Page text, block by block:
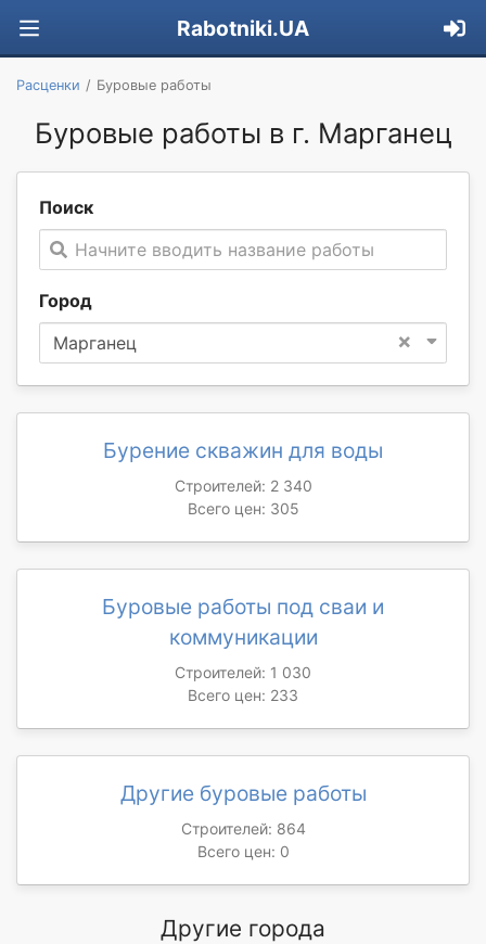
Rabotniki.UA
Расценки Буровые работы
Буровые работы в г. Марганец
Поиск
Начните вводить название работы
Город
×
Марганец
Бурение скважин для воды
Строителей: 2 340
Всего цен: 305
Буровые работы под сваи и
коммуникации
Строителей: 1 030
Всего цен: 233
Другие буровые работы
Строителей: 864
Всего цен: 0
Другие города